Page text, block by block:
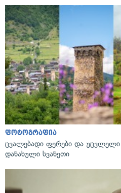
ფოტოგრაფია
ცვალებადი ფერები და
დანახული სვანეთი